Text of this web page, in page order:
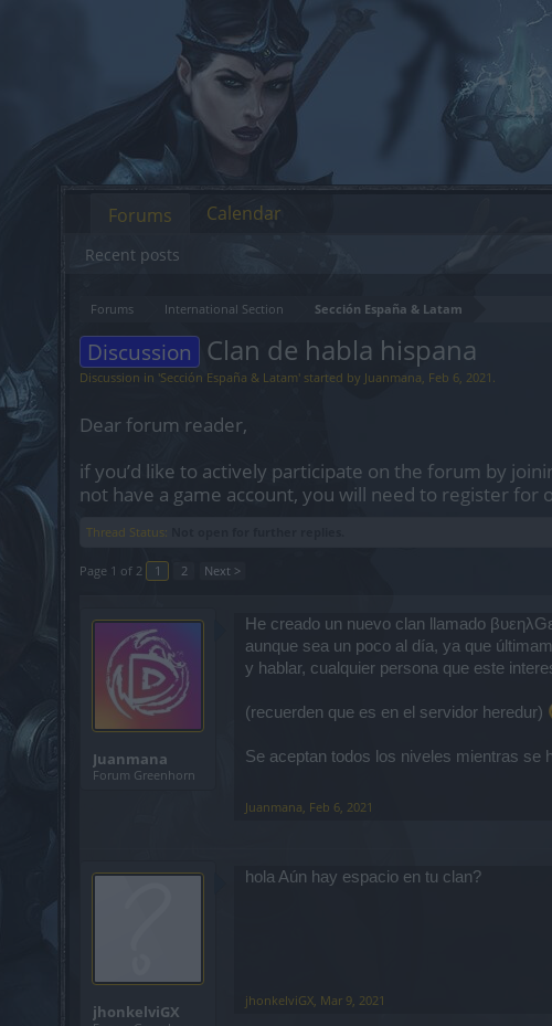
Forums International Section Sección España & Latam
Discussion Clan de habla hispana
Discussion in 'Sección España & Latam' started by Juanmana, Feb 6, 2021 .
Dear forum reader,
if you’d like to actively participate on the forum by
not have a game account, you will need to register
Thread Status:
Page 1 of 2 1 2 Next >
Juanmana
Forum Greenhorn
He creado un nuevo clan llamado
aunque sea un poco al día, ya que
y hablar, cualquier persona que este
(recuerden que es en el servidor heredur)
Se aceptan todos los niveles mientras se
Juanmana, Feb 6, 2021
jhonkelviGX
hola Aún hay espacio en tu clan?
jhonkelviGX, Mar 9, 2021
Forums
Recent posts
Calendar